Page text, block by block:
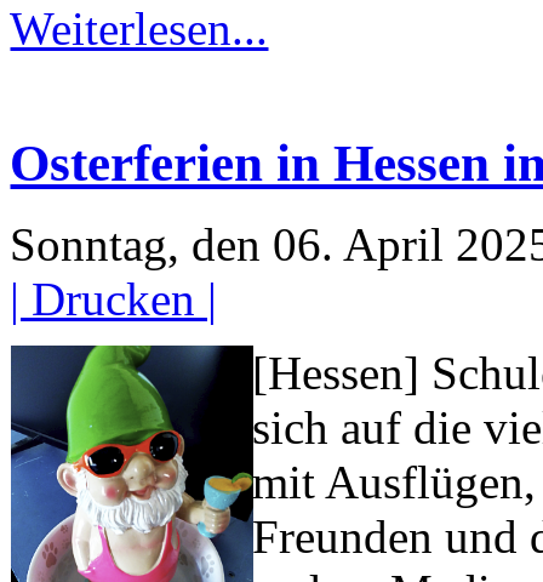
Weiterlesen...
Osterferien in Hessen
Sonntag, den 06. April
| Drucken |
[Hessen]
sich auf die
mit Ausflügen,
Freunden und